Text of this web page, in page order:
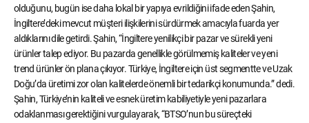
olduğunu, bugün ise daha lokal bir yapıya evrildiğini ifade eden Şahin,
İngiltere’deki mevcut müşteri ilişkilerini sürdürmek amacıyla fuarda yer
aldıklarını dile getirdi. Şahin, “İngiltere yenilikçi bir pazar ve sürekli yeni
ürünler talep ediyor. Bu pazarda genellikle görülmemiş kaliteler ve yeni
trend ürünler ön plana çıkıyor. Türkiye, İngiltere için üst segmentte ve Uzak
Doğu’da üretimi zor olan kalitelerde önemli bir tedarikçi konumunda.” dedi.
Şahin, Türkiye’nin kaliteli ve esnek üretim kabiliyetiyle yeni pazarlara
odaklanması gerektiğini vurgulayarak, “BTSO’nun bu süreçteki